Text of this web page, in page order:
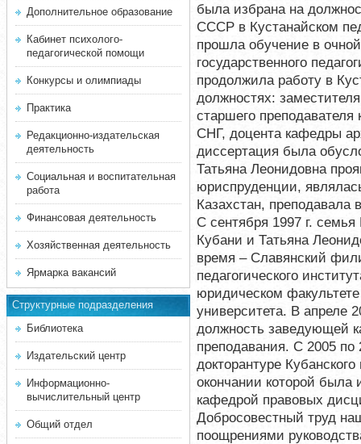
Дополнительное образование
Кабинет психолого-
педагогической помощи
Конкурсы и олимпиады
Практика
Редакционно-издательская
деятельность
Социальная и воспитательная
работа
Финансовая деятельность
Хозяйственная деятельность
Ярмарка вакансий
Структурные подразделения
Библиотека
Издательский центр
Информационно-
вычислительный центр
Общий отдел
была избрана на
СССР в Кустанайском
прошла обучение в
государственного
продолжила работу в
должностях:
старшего
СНГ, доцента кафедры
диссертация была
Татьяна Леонидовна
юриспруденции,
Казахстан,
С сентября 1997 г.
Кубани и Татьяна
время – Славянский
педагогического
юридическом факультете
университета. В апреле
должность заведующей
преподавания. С 2005 по
докторантуре
окончании которой
кафедрой правовых
Добросовестный труд
поощрениями